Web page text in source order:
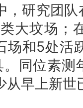
研究团队
大坟场；
场和5处活
同位素
从早上新